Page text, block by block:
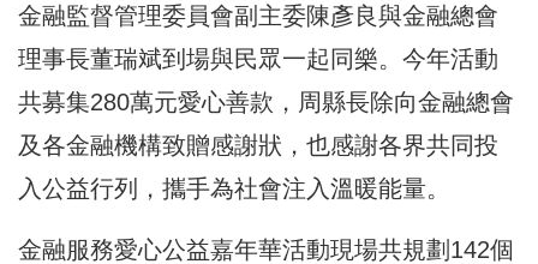
金融監督管理委員會副主委陳彥良與金融總會
理事長董瑞斌到場與民眾一起同樂。今年活動
共募集280萬元愛心善款，周縣長除向金融總會
及各金融機構致贈感謝狀，也感謝各界共同投
入公益行列，攜手為社會注入溫暖能量。
金融服務愛心公益嘉年華活動現場共規劃142個